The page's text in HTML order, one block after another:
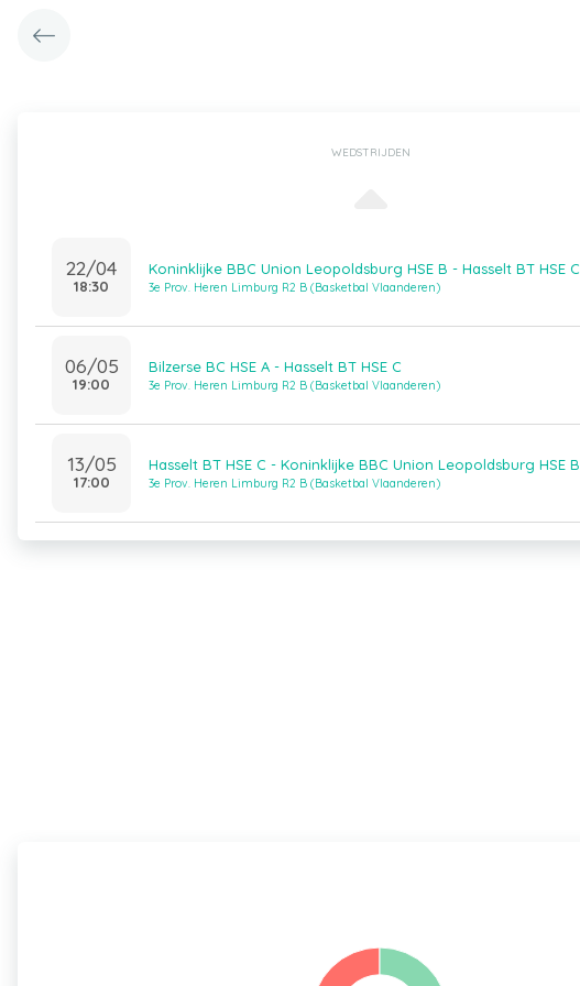
WEDSTRIJDEN
22/04
18:30
Koninklijke BBC Union Leopoldsburg HSE B - Hasselt BT HSE C
3e Prov. Heren Limburg R2 B (Basketbal Vlaanderen)
06/05
19:00
Bilzerse BC HSE A - Hasselt BT HSE C
3e Prov. Heren Limburg R2 B (Basketbal Vlaanderen)
13/05
17:00
Hasselt BT HSE C - Koninklijke BBC Union Leopoldsburg HSE B
3e Prov. Heren Limburg R2 B (Basketbal Vlaanderen)